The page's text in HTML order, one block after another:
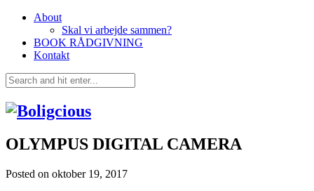
About
Skal vi arbejde sammen?
BOOK RÅDGIVNING
Kontakt
OLYMPUS DIGITAL CAMERA
Posted on oktober 19, 2017